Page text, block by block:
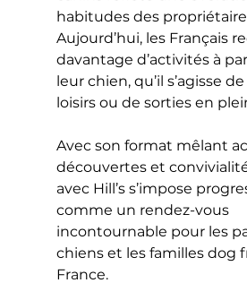
habitudes des
Aujourd’hui, les Français
davantage d’activités à
leur chien, qu’il s’agisse
loisirs ou de sorties en
Avec son format mêlant
découvertes et
avec Hill’s s’impose
comme un rendez-vous
incontournable pour les
chiens et les familles dog
France.